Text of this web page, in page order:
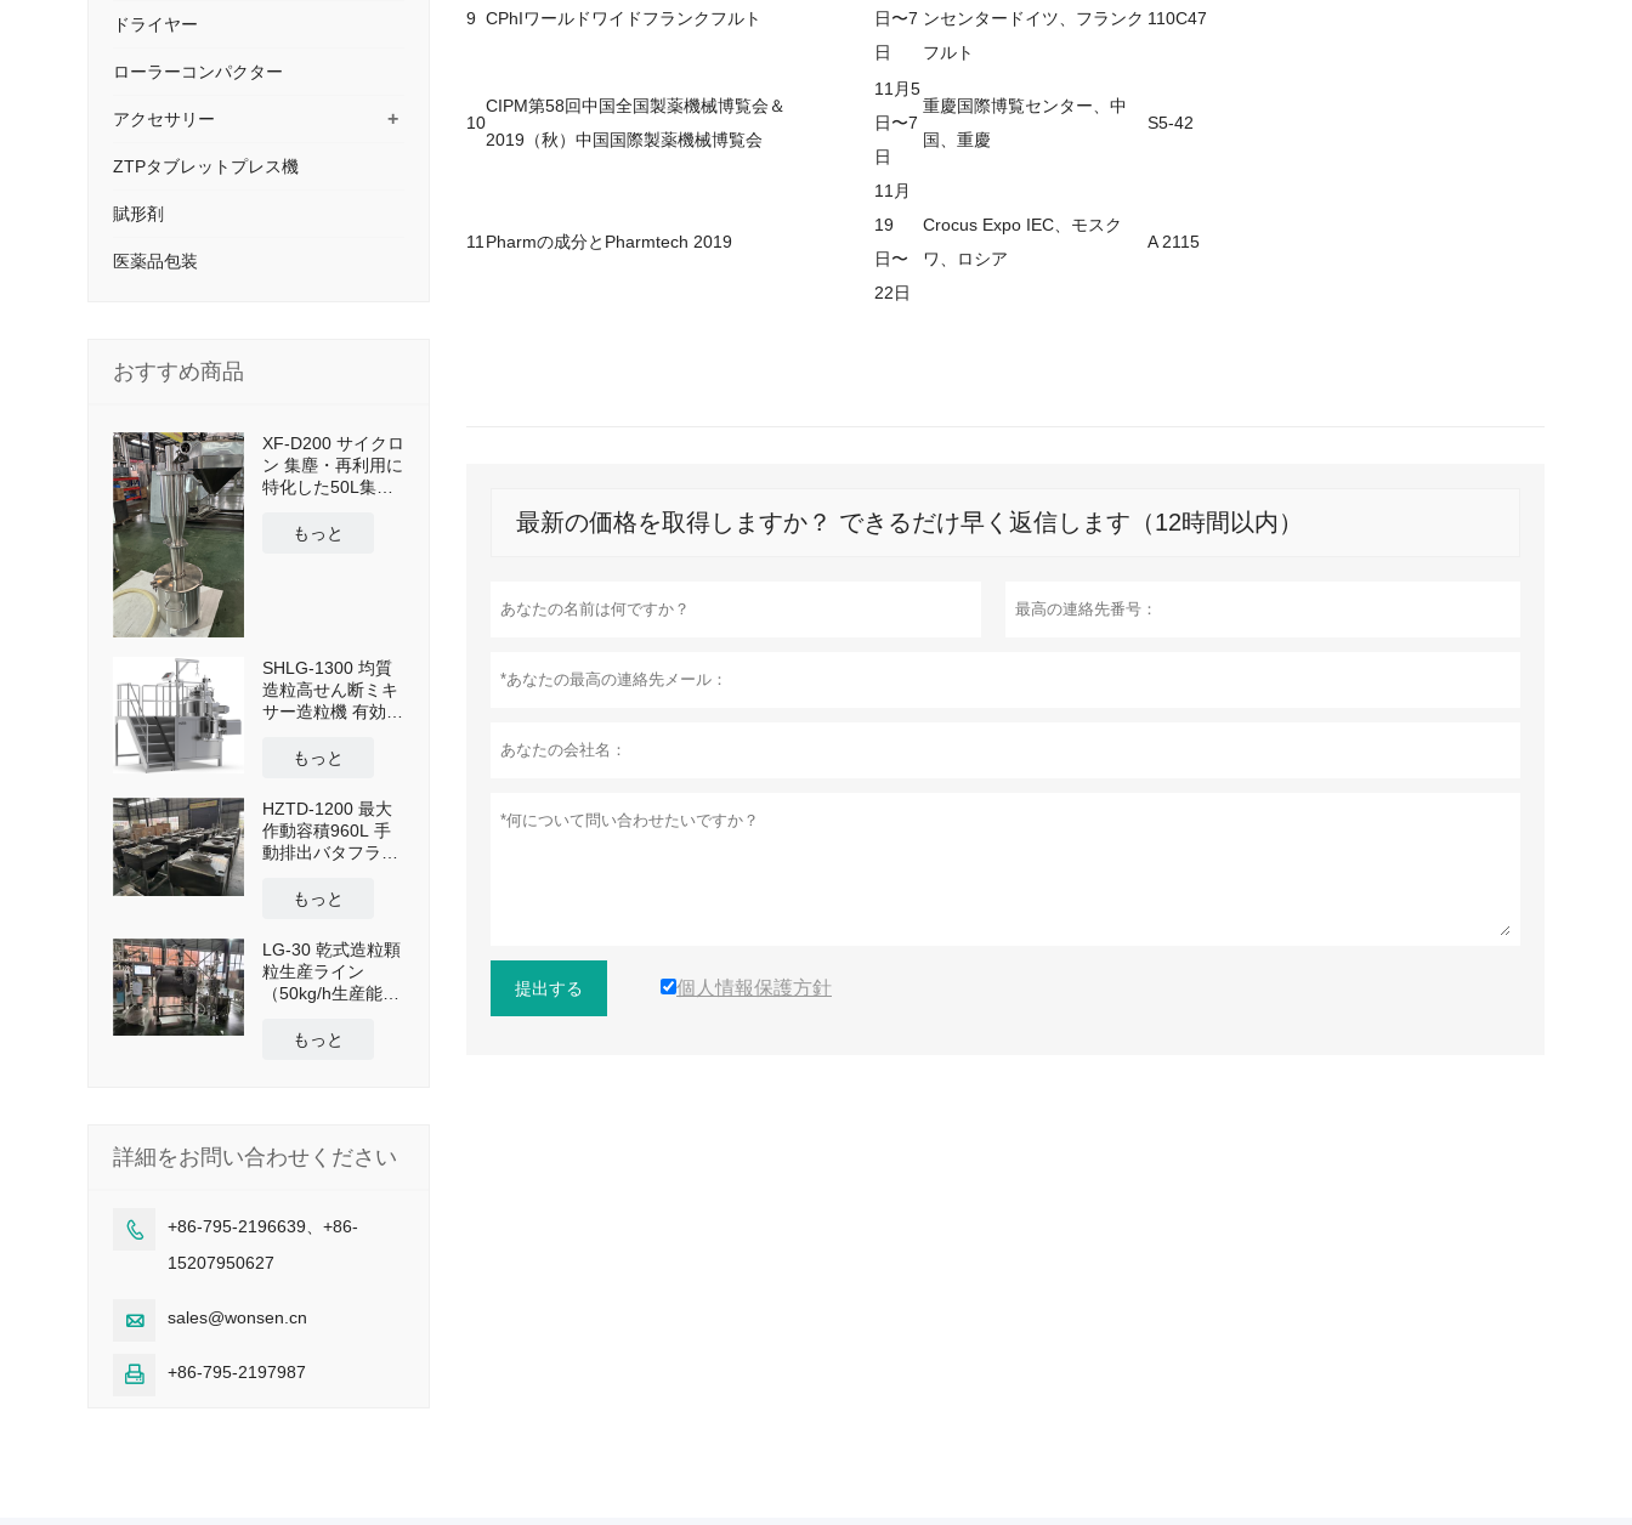
9 CPhIワールドワイドフランクフルト
日〜7
日
ンセンタードイツ、フランク
フルト
110C47
10
CIPM第58回中国全国製薬機械博覧会＆
2019（秋）中国国際製薬機械博覧会
11月5
日〜7
日
重慶国際博覧センター、中
国、重慶
S5-42
11 Pharmの成分とPharmtech 2019
11月
19
日〜
22日
Crocus Expo IEC、モスク
ワ、ロシア
A 2115
最新の価格を取得しますか？ できるだけ早く返信します（12時間以内）
提出する 個人情報保護方針
ドライヤー
ローラーコンパクター
+
アクセサリー
ZTPタブレットプレス機
賦形剤
医薬品包装
おすすめ商品
XF-D200 サイクロ
ン 集塵・再利用に
特化した50L集塵
ート搭載
もっと
SHLG-1300 均質
造粒高せん断ミキ
サー造粒機 有効容
もっと
HZTD-1200 最大
作動容積960L 手
動排出バタフライ
もっと
LG-30 乾式造粒顆
粒生産ライン
（50kg/h生産能
もっと
詳細をお問い合わせください

+86-795-2196639、+86-
15207950627
 sales@wonsen.cn
 +86-795-2197987